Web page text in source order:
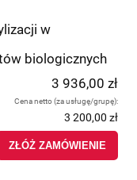
w
biologicznych
3 936,00 zł
Cena netto (za usługę/grupę):
3 200,00 zł
ZŁÓŻ ZAMÓWIENIE